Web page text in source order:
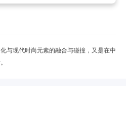
与现代时尚元素的融合与碰撞，又是在中